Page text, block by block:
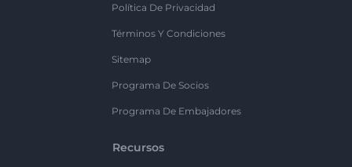
Política De Privacidad
Términos Y Condiciones
Sitemap
Programa De Socios
Programa De Embajadores
Recursos